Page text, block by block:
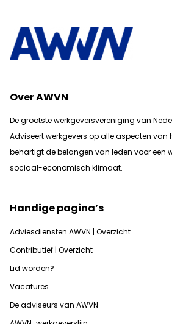
Over AWVN
De grootste werkgeversvereniging van
Adviseert werkgevers op alle aspecten van
behartigt de belangen van leden voor een
sociaal-economisch klimaat.
Handige pagina’s
Adviesdiensten AWVN | Overzicht
Contributief | Overzicht
Lid worden?
Vacatures
De adviseurs van AWVN